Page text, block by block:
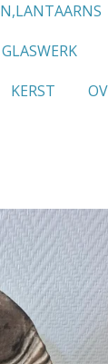
GLASWERK
KERST